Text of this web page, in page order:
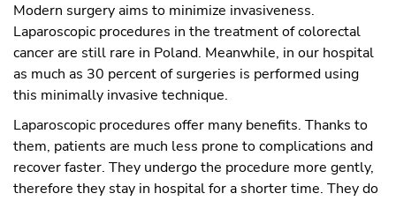
Modern surgery aims to minimize invasiveness.
Laparoscopic procedures in the treatment of colorectal
cancer are still rare in Poland. Meanwhile, in our hospital
as much as 30 percent of surgeries is performed using
this minimally invasive technique.
Laparoscopic procedures offer many benefits. Thanks to
them, patients are much less prone to complications and
recover faster. They undergo the procedure more gently,
therefore they stay in hospital for a shorter time. They do